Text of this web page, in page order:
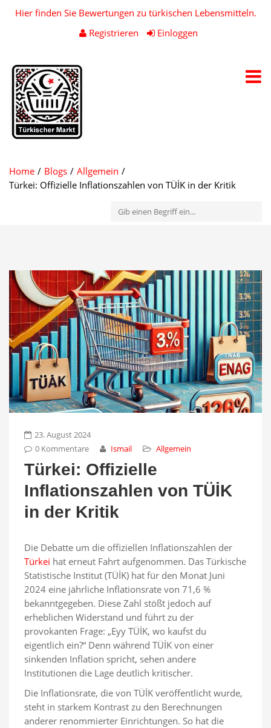
Hier finden Sie Bewertungen zu türkischen Lebensmitteln.
Registrieren
Einloggen
Home Blogs
Allgemein
Türkei: Offizielle Inflationszahlen von TÜİK in der Kritik
23. August 2024
0 Kommentare
Ismail Allgemein
Türkei: Offizielle
Inflationszahlen von TÜİK
in der Kritik
Die Debatte um die offiziellen Inflationszahlen der
Türkei hat erneut Fahrt aufgenommen. Das Türkische
Statistische Institut (TÜİK) hat für den Monat Juni
2024 eine jährliche Inflationsrate von 71,6 %
bekanntgegeben. Diese Zahl stößt jedoch auf
erheblichen Widerstand und führt zu der
provokanten Frage: „Eyy TÜİK, wo kaufst du
eigentlich ein?“ Denn während TÜİK von einer
sinkenden Inflation spricht, sehen andere
Institutionen die Lage deutlich kritischer.
Die Inflationsrate, die von TÜİK veröffentlicht wurde,
steht in starkem Kontrast zu den Berechnungen
anderer renommierter Einrichtungen. So hat die